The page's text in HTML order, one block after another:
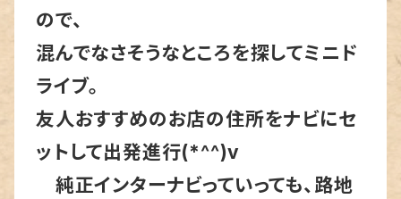
ので、
混んでなさそうなところを探してミニド
ライブ。
友人おすすめのお店の住所をナビにセ
ットして出発進行(*^^)v
純正インターナビっていっても、路地